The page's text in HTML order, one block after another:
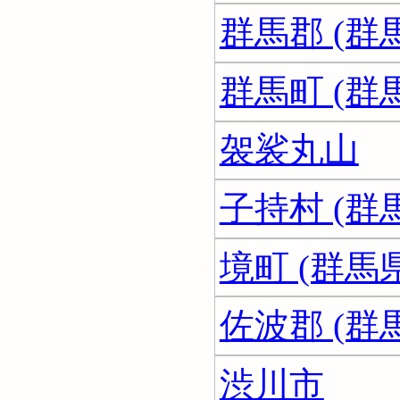
群馬郡 (群
群馬町 (群
袈裟丸山
子持村 (群
境町 (群馬
佐波郡 (群
渋川市